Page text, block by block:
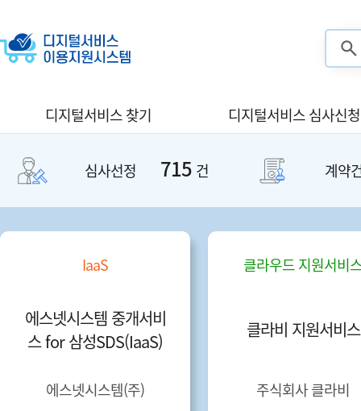
디지털서비스 찾기 디지털서비스 심사신청
심사선정 715 건 계약
스넷시스템 중개서비
스 for 삼성SDS(IaaS)
에스넷시스템(주)
클라우드 지원서비스
클라비 지원서비스
주식회사 클라비